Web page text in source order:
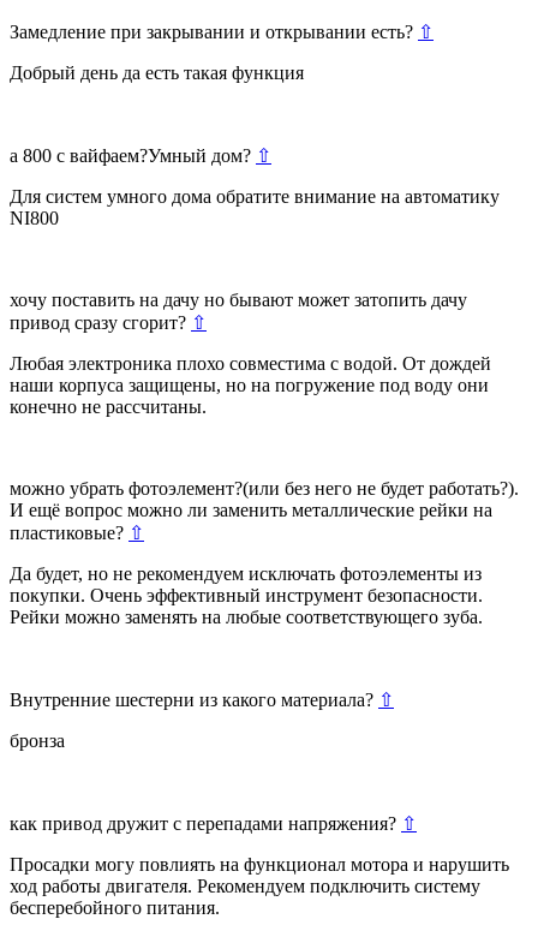
Замедление при закрывании и открывании есть? ⇧
Добрый день да есть такая функция
а 800 с вайфаем?Умный дом? ⇧
Для систем умного дома обратите внимание на автоматику
NI800
хочу поставить на дачу но бывают может затопить дачу
привод сразу сгорит? ⇧
Любая электроника плохо совместима с водой. От дождей
наши корпуса защищены, но на погружение под воду они
конечно не рассчитаны.
можно убрать фотоэлемент?(или без него не будет работать?).
И ещё вопрос можно ли заменить металлические рейки на
пластиковые? ⇧
Да будет, но не рекомендуем исключать фотоэлементы из
покупки. Очень эффективный инструмент безопасности.
Рейки можно заменять на любые соответствующего зуба.
Внутренние шестерни из какого материала? ⇧
бронза
как привод дружит с перепадами напряжения? ⇧
Просадки могу повлиять на функционал мотора и нарушить
ход работы двигателя. Рекомендуем подключить систему
бесперебойного питания.